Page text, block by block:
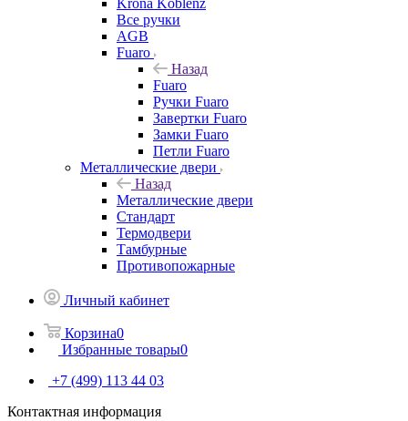
Krona Koblenz
Все ручки
AGB
Fuaro
Назад
Fuaro
Ручки Fuaro
Завертки Fuaro
Замки Fuaro
Петли Fuaro
Металлические двери
Назад
Металлические двери
Стандарт
Термодвери
Тамбурные
Противопожарные
Личный кабинет
Корзина0
Избранные товары0
+7 (499) 113 44 03
Контактная информация